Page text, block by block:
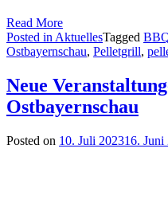
Read More
Posted in AktuellesTagged
Ostbayernschau, Pelletgrill,
Neue
Ostbayernschau
Posted on 10. Juli 202316. Juni